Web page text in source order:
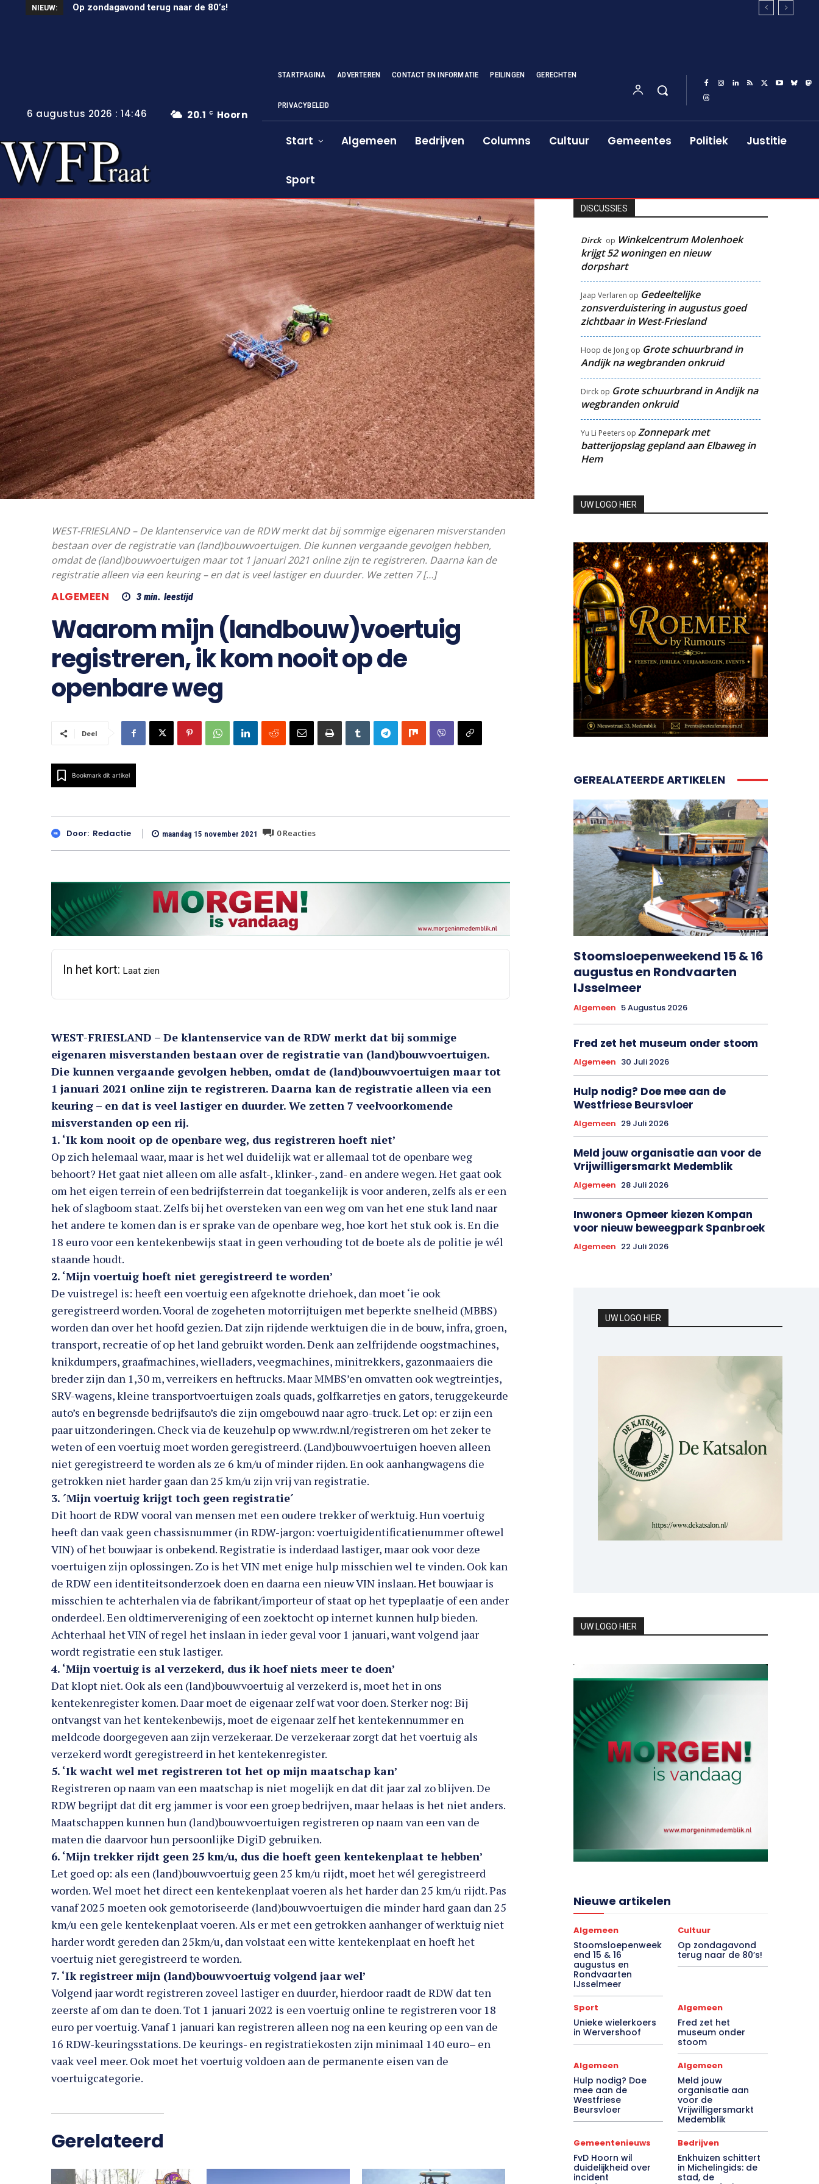
NIEUW: Op zondagavond terug naar de 80’s!
Unieke wielerkoers in Wervershoof
20.1 C Hoorn
6 augustus 2026 : 14:46
STARTPAGINA ADVERTEREN CONTACT EN INFORMATIE PEILINGEN GERECHTEN
PRIVACYBELEID
Start Algemeen Bedrijven Columns Cultuur Gemeentes Politiek Justitie
Sport
WEST-FRIESLAND – De klantenservice van de RDW merkt dat bij sommige eigenaren misverstanden
bestaan over de registratie van (land)bouwvoertuigen. Die kunnen vergaande gevolgen hebben,
omdat de (land)bouwvoertuigen maar tot 1 januari 2021 online zijn te registreren. Daarna kan de
registratie alleen via een keuring – en dat is veel lastiger en duurder. We zetten 7 […]
ALGEMEEN 3 min. leestijd
Waarom mijn (landbouw)voertuig
registreren, ik kom nooit op de
openbare weg
Deel
Bookmark dit artikel
Door: Redactie maandag 15 november 2021 0Reacties
In het kort: Laat zien
WEST-FRIESLAND – De klantenservice van de RDW merkt dat bij sommige
eigenaren misverstanden bestaan over de registratie van (land)bouwvoertuigen.
Die kunnen vergaande gevolgen hebben, omdat de (land)bouwvoertuigen maar tot
1 januari 2021 online zijn te registreren. Daarna kan de registratie alleen via een
keuring – en dat is veel lastiger en duurder. We zetten 7 veelvoorkomende
misverstanden op een rij.
1. ‘Ik kom nooit op de openbare weg, dus registreren hoeft niet’
Op zich helemaal waar, maar is het wel duidelijk wat er allemaal tot de openbare weg
behoort? Het gaat niet alleen om alle asfalt-, klinker-, zand- en andere wegen. Het gaat ook
om het eigen terrein of een bedrijfsterrein dat toegankelijk is voor anderen, zelfs als er een
hek of slagboom staat. Zelfs bij het oversteken van een weg om van het ene stuk land naar
het andere te komen dan is er sprake van de openbare weg, hoe kort het stuk ook is. En die
18 euro voor een kentekenbewijs staat in geen verhouding tot de boete als de politie je wél
staande houdt.
2. ‘Mijn voertuig hoeft niet geregistreerd te worden’
De vuistregel is: heeft een voertuig een afgeknotte driehoek, dan moet ‘ie ook
geregistreerd worden. Vooral de zogeheten motorrijtuigen met beperkte snelheid (MBBS)
worden dan over het hoofd gezien. Dat zijn rijdende werktuigen die in de bouw, infra, groen,
transport, recreatie of op het land gebruikt worden. Denk aan zelfrijdende oogstmachines,
knikdumpers, graafmachines, wielladers, veegmachines, minitrekkers, gazonmaaiers die
breder zijn dan 1,30 m, verreikers en heftrucks. Maar MMBS’en omvatten ook wegtreintjes,
SRV-wagens, kleine transportvoertuigen zoals quads, golfkarretjes en gators, teruggekeurde
auto’s en begrensde bedrijfsauto’s die zijn omgebouwd naar agro-truck. Let op: er zijn een
paar uitzonderingen. Check via de keuzehulp op www.rdw.nl/registreren om het zeker te
weten of een voertuig moet worden geregistreerd. (Land)bouwvoertuigen hoeven alleen
niet geregistreerd te worden als ze 6 km/u of minder rijden. En ook aanhangwagens die
getrokken niet harder gaan dan 25 km/u zijn vrij van registratie.
3. ´Mijn voertuig krijgt toch geen registratie´
Dit hoort de RDW vooral van mensen met een oudere trekker of werktuig. Hun voertuig
heeft dan vaak geen chassisnummer (in RDW-jargon: voertuigidentificatienummer oftewel
VIN) of het bouwjaar is onbekend. Registratie is inderdaad lastiger, maar ook voor deze
voertuigen zijn oplossingen. Zo is het VIN met enige hulp misschien wel te vinden. Ook kan
de RDW een identiteitsonderzoek doen en daarna een nieuw VIN inslaan. Het bouwjaar is
misschien te achterhalen via de fabrikant/importeur of staat op het typeplaatje of een ander
onderdeel. Een oldtimervereniging of een zoektocht op internet kunnen hulp bieden.
Achterhaal het VIN of regel het inslaan in ieder geval voor 1 januari, want volgend jaar
wordt registratie een stuk lastiger.
4. ‘Mijn voertuig is al verzekerd, dus ik hoef niets meer te doen’
Dat klopt niet. Ook als een (land)bouwvoertuig al verzekerd is, moet het in ons
kentekenregister komen. Daar moet de eigenaar zelf wat voor doen. Sterker nog: Bij
ontvangst van het kentekenbewijs, moet de eigenaar zelf het kentekennummer en
meldcode doorgegeven aan zijn verzekeraar. De verzekeraar zorgt dat het voertuig als
verzekerd wordt geregistreerd in het kentekenregister.
5. ‘Ik wacht wel met registreren tot het op mijn maatschap kan’
Registreren op naam van een maatschap is niet mogelijk en dat dit jaar zal zo blijven. De
RDW begrijpt dat dit erg jammer is voor een groep bedrijven, maar helaas is het niet anders.
Maatschappen kunnen hun (land)bouwvoertuigen registreren op naam van een van de
maten die daarvoor hun persoonlijke DigiD gebruiken.
6. ‘Mijn trekker rijdt geen 25 km/u, dus die hoeft geen kentekenplaat te hebben’
Let goed op: als een (land)bouwvoertuig geen 25 km/u rijdt, moet het wél geregistreerd
worden. Wel moet het direct een kentekenplaat voeren als het harder dan 25 km/u rijdt. Pas
vanaf 2025 moeten ook gemotoriseerde (land)bouwvoertuigen die minder hard gaan dan 25
km/u een gele kentekenplaat voeren. Als er met een getrokken aanhanger of werktuig niet
harder wordt gereden dan 25km/u, dan volstaat een witte kentekenplaat en hoeft het
voertuig niet geregistreerd te worden.
7. ‘Ik registreer mijn (land)bouwvoertuig volgend jaar wel’
Volgend jaar wordt registreren zoveel lastiger en duurder, hierdoor raadt de RDW dat ten
zeerste af om dan te doen. Tot 1 januari 2022 is een voertuig online te registreren voor 18
euro per voertuig. Vanaf 1 januari kan registreren alleen nog na een keuring op een van de
16 RDW-keuringsstations. De keurings- en registratiekosten zijn minimaal 140 euro– en
vaak veel meer. Ook moet het voertuig voldoen aan de permanente eisen van de
voertuigcategorie.
Gerelateerd
DISCUSSIES
Dirck op Winkelcentrum Molenhoek
krijgt 52 woningen en nieuw
dorpshart
Jaap Verlaren op Gedeeltelijke
zonsverduistering in augustus goed
zichtbaar in West-Friesland
Hoop de Jongop Grote schuurbrand in
Andijk na wegbranden onkruid
Dirckop Grote schuurbrand in Andijk na
wegbranden onkruid
Yu Li Peetersop Zonnepark met
batterijopslag gepland aan Elbaweg in
Hem
UW LOGO HIER
GEREALATEERDE ARTIKELEN
Stoomsloepenweekend 15 & 16
augustus en Rondvaarten
IJsselmeer
Algemeen 5 Augustus 2026
Fred zet het museum onder stoom
Algemeen 30 Juli 2026
Hulp nodig? Doe mee aan de
Westfriese Beursvloer
Algemeen 29 Juli 2026
Meld jouw organisatie aan voor de
Vrijwilligersmarkt Medemblik
Algemeen 28 Juli 2026
Inwoners Opmeer kiezen Kompan
voor nieuw beweegpark Spanbroek
Algemeen 22 Juli 2026
UW LOGO HIER
UW LOGO HIER
Nieuwe artikelen
Algemeen
Stoomsloepenweek
end 15 & 16
augustus en
Rondvaarten
IJsselmeer
Cultuur
Op zondagavond
terug naar de 80’s!
Sport
Unieke wielerkoers
in Wervershoof
Algemeen
Fred zet het
museum onder
stoom
Algemeen
Hulp nodig? Doe
mee aan de
Westfriese
Beursvloer
Algemeen
Meld jouw
organisatie aan
voor de
Vrijwilligersmarkt
Medemblik
Gemeentenieuws
FvD Hoorn wil
duidelijkheid over
incident
Bedrijven
Enkhuizen schittert
in Michelingids: de
stad, de